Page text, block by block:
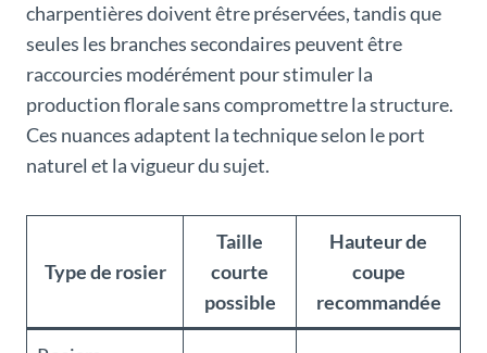
charpentières doivent être préservées, tandis que
seules les branches secondaires peuvent être
raccourcies modérément pour stimuler la
production florale sans compromettre la structure.
Ces nuances adaptent la technique selon le port
naturel et la vigueur du sujet.
Type de rosier
Taille
courte
possible
Hauteur de
coupe
recommandée